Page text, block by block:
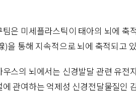
팀은 미세플라스틱이 태아의 뇌에 축
)을 통해 지속적으로 뇌에 축적되고
스의 뇌에서는 신경발달 관련 유전
에 관여하는 억제성 신경전달물질